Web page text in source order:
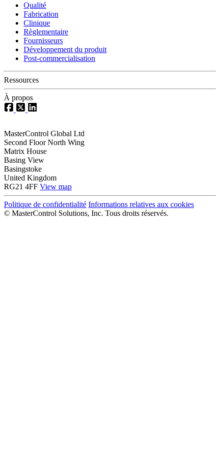
Qualité
Fabrication
Clinique
Règlementaire
Fournisseurs
Développement du produit
Post-commercialisation
Ressources
À propos
MasterControl Global Ltd
Second Floor North Wing
Matrix House
Basing View
Basingstoke
United Kingdom
RG21 4FF View map
Politique de confidentialité Informations relatives aux cookies
© MasterControl Solutions, Inc. Tous droits réservés.